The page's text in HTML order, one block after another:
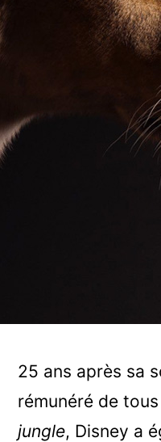
25 ans après sa
rémunéré de
jungle, Disney a